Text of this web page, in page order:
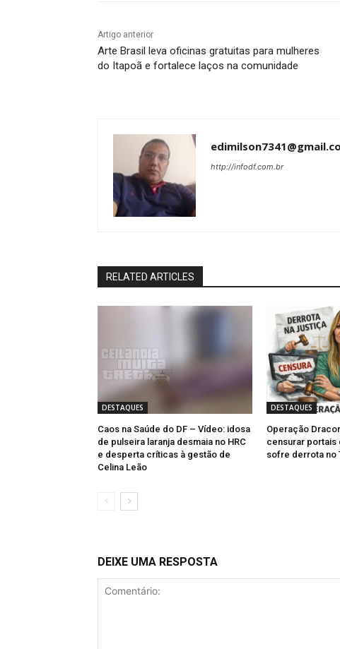
Artigo anterior
Arte Brasil leva oficinas gratuitas para mulheres
do Itapoã e fortalece laços na comunidade
http://infodf.com.br
RELATED ARTICLES
DESTAQUES
Caos na Saúde do DF – Vídeo: idosa
de pulseira laranja desmaia no HRC
e desperta críticas à gestão de
Celina Leão
DESTAQUES
Operação
censurar portais
sofre derrota no
DEIXE UMA RESPOSTA